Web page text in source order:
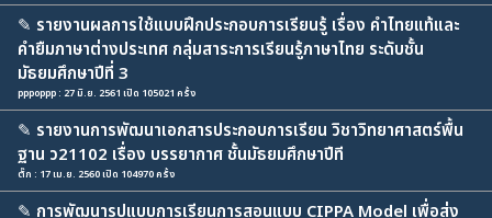
✎ รายงานผลการใช้แบบฝึกประกอบการเรียนรู้ เรื่อง คำไทยแท้และ
คำยืมภาษาต่างประเทศ กลุ่มสาระการเรียนรู้ภาษาไทย ระดับชั้น
มัธยมศึกษาปีที่ 3
pppoppp : 27 มิ.ย. 2561 เปิด 105021 ครั้ง
✎ รายงานการพัฒนาเอกสารประกอบการเรียน วิชาวิทยาศาสตร์พื้น
ฐาน ว21102 เรื่อง บรรยากาศ ชั้นมัธยมศึกษาปีที
ตั๊ก : 17 เม.ย. 2560 เปิด 104970 ครั้ง
✎ การพัฒนารูปแบบการเรียนการสอนแบบ CIPPA Model เพื่อส่ง